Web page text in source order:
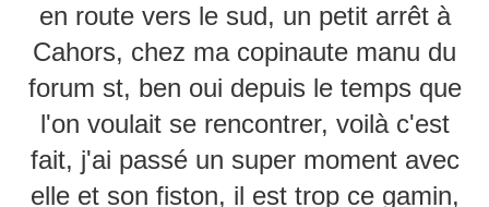
en route vers le sud, un petit arrêt à
Cahors, chez ma copinaute manu du
forum st, ben oui depuis le temps que
l'on voulait se rencontrer, voilà c'est
fait, j'ai passé un super moment avec
elle et son fiston, il est trop ce gamin,